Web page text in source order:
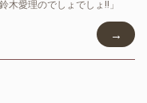
木愛理のでしょでしょ!!」
→